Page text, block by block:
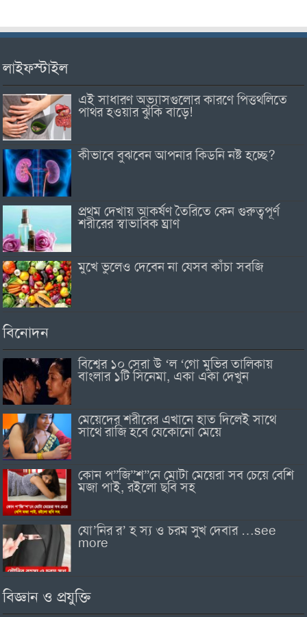
লাইফস্টাইল
এই সাধারণ অভ্যাসগুলোর কারণে পিত্তথলিতে
পাথর হওয়ার ঝুঁকি বাড়ে!
কীভাবে বুঝবেন আপনার কিডনি নষ্ট হচ্ছে?
প্রথম দেখায় আকর্ষণ তৈরিতে কেন গুরুত্বপূর্ণ
শরীরের স্বাভাবিক ঘ্রাণ
মুখে ভুলেও দেবেন না যেসব কাঁচা সবজি
বিনোদন
বিশ্বের ১০ সেরা উ ‘ল ‘গো মুভির তালিকায়
বাংলার ১টি সিনেমা, একা একা দেখুন
মেয়েদের শরীরের এখানে হাত দিলেই সাথে
সাথে রাজি হবে যেকোনো মেয়ে
কোন প”জি”শ”নে মোটা মেয়েরা সব চেয়ে বেশি
মজা পাই, রইলো ছবি সহ
যো’নির র’ হ স্য ও চরম সুখ দেবার …see
more
বিজ্ঞান ও প্রযুক্তি